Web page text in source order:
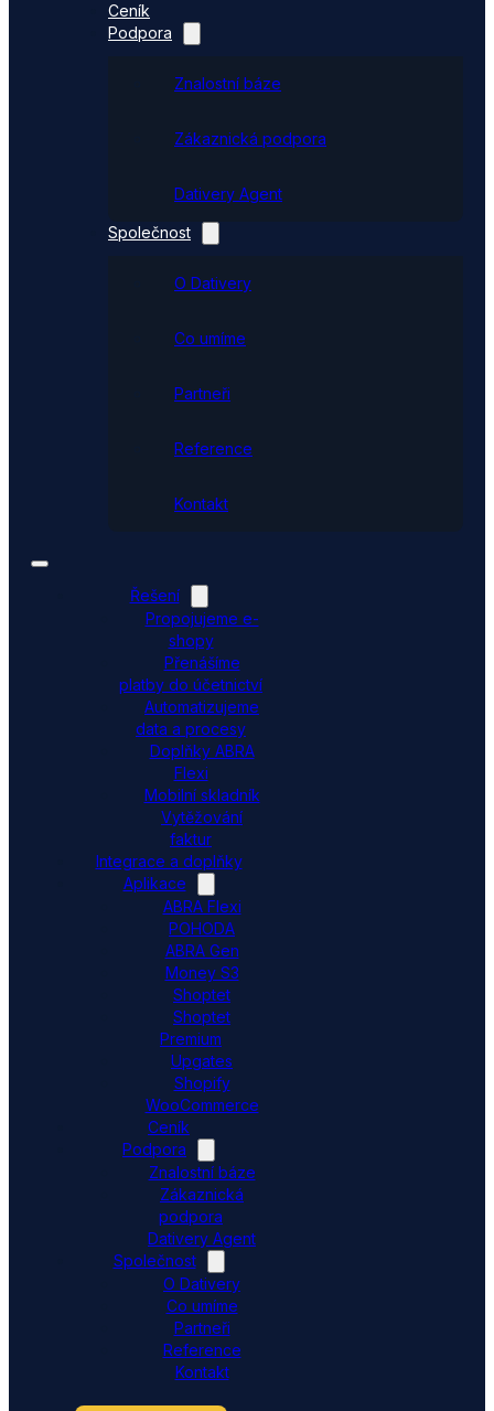
Ceník
Podpora
Znalostní báze
Zákaznická podpora
Dativery Agent
Společnost
O Dativery
Co umíme
Partneři
Reference
Kontakt
Řešení
Propojujeme e-
shopy
Přenášíme
platby do účetnictví
Automatizujeme
data a procesy
Doplňky ABRA
Flexi
Mobilní skladník
Vytěžování
faktur
Integrace a doplňky
Aplikace
ABRA Flexi
POHODA
ABRA Gen
Money S3
Shoptet
Shoptet
Premium
Upgates
Shopify
WooCommerce
Ceník
Podpora
Znalostní báze
Zákaznická
podpora
Dativery Agent
Společnost
O Dativery
Co umíme
Partneři
Reference
Kontakt